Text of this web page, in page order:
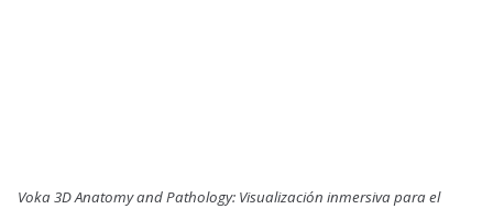
Voka 3D Anatomy and Pathology: Visualización inmersiva para el